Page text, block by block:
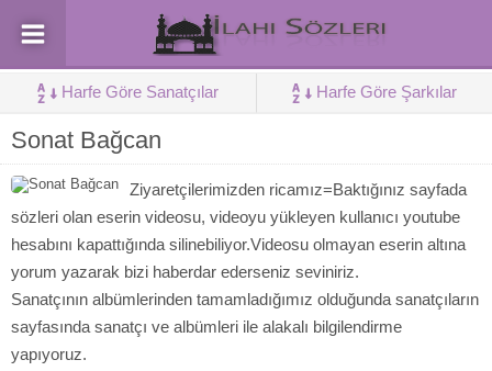
Harfe Göre Sanatçılar Harfe Göre Şarkılar
Sonat Bağcan
Ziyaretçilerimizden ricamız=Baktığınız sayfada
sözleri olan eserin videosu, videoyu yükleyen kullanıcı youtube
hesabını kapattığında silinebiliyor.Videosu olmayan eserin altına
yorum yazarak bizi haberdar ederseniz seviniriz.
Sanatçının albümlerinden tamamladığımız olduğunda sanatçıların
sayfasında sanatçı ve albümleri ile alakalı bilgilendirme
yapıyoruz.